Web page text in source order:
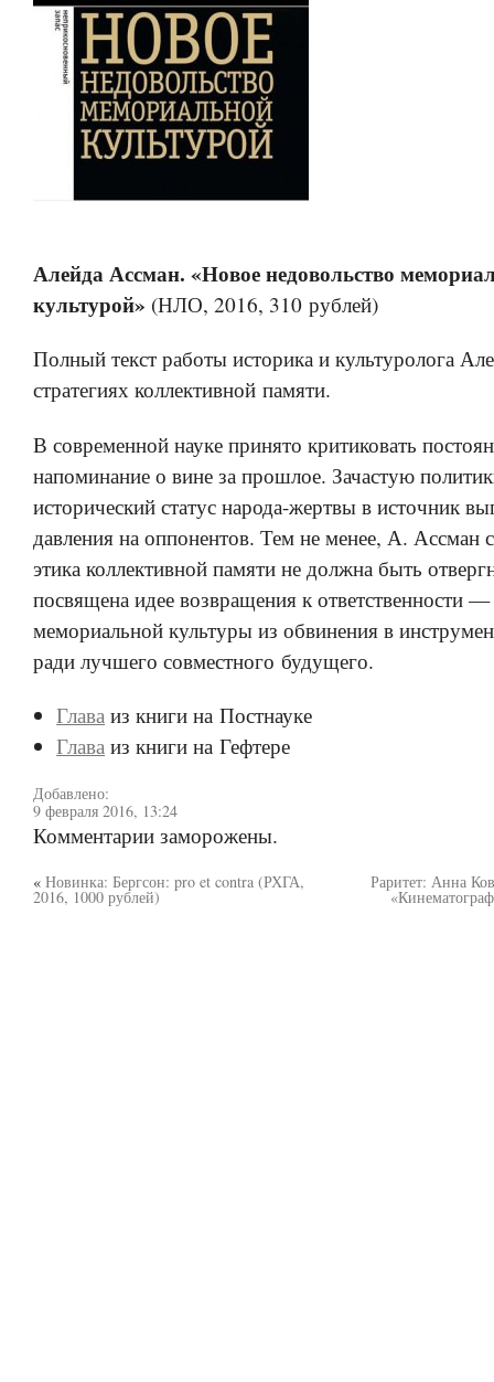
Алейда Ассман. «Новое недовольство
культурой» (НЛО, 2016, 310 рублей)
Полный текст работы историка и культуролога
стратегиях коллективной памяти.
В современной науке принято критиковать
напоминание о вине за прошлое. Зачастую
исторический статус народа-жертвы в источник
давления на оппонентов. Тем не менее, А. Ассман
этика коллективной памяти не должна быть
посвящена идее возвращения к ответственности
мемориальной культуры из обвинения в
ради лучшего совместного будущего.
Глава из книги на Постнауке
Глава из книги на Гефтере
Добавлено:
9 февраля 2016, 13:24
Комментарии заморожены.
« Новинка: Бергсон: pro et contra (РХГА,
2016, 1000 рублей)
Раритет: Анна